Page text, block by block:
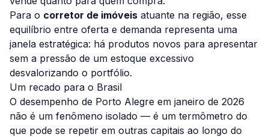
Para o corretor de imóveis atuante na região, esse
equilíbrio entre oferta e demanda representa uma
janela estratégica: há produtos novos para apresentar
sem a pressão de um estoque excessivo
desvalorizando o portfólio.
Um recado para o Brasil
O desempenho de Porto Alegre em janeiro de 2026
não é um fenômeno isolado — é um termômetro do
que pode se repetir em outras capitais ao longo do